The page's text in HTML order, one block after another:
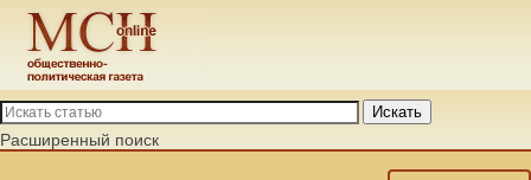
Искать
Расширенный поиск